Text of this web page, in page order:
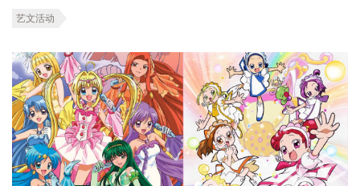
艺文活动